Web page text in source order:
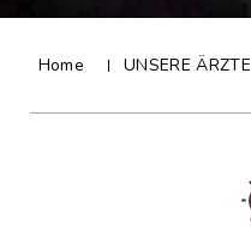
Home UNSERE ÄRZTE